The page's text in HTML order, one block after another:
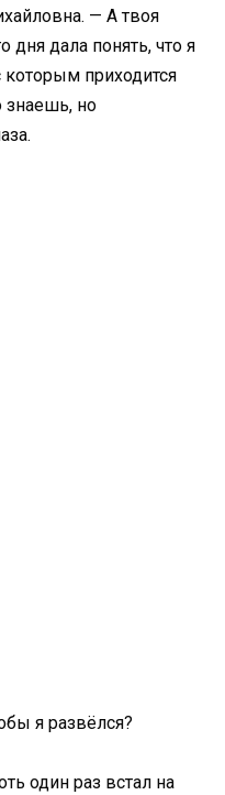
— А твоя
дня дала понять, что я
приходится
знаешь, но
я развёлся?
один раз встал на